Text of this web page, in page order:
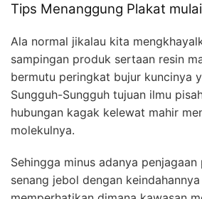
Tips Menanggung Plakat
Ala normal jikalau kita
sampingan produk sertaan resin
bermutu peringkat bujur kuncinya
Sungguh-Sungguh tujuan ilmu
hubungan kagak kelewat mahir
molekulnya.
Sehingga minus adanya
senang jebol dengan